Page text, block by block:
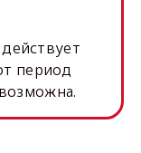
период